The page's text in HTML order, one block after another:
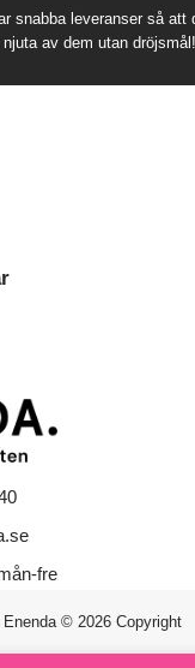
snabba leveranser så att
av dem utan dröjsmål!
fre
Enenda© 2026 Copyright